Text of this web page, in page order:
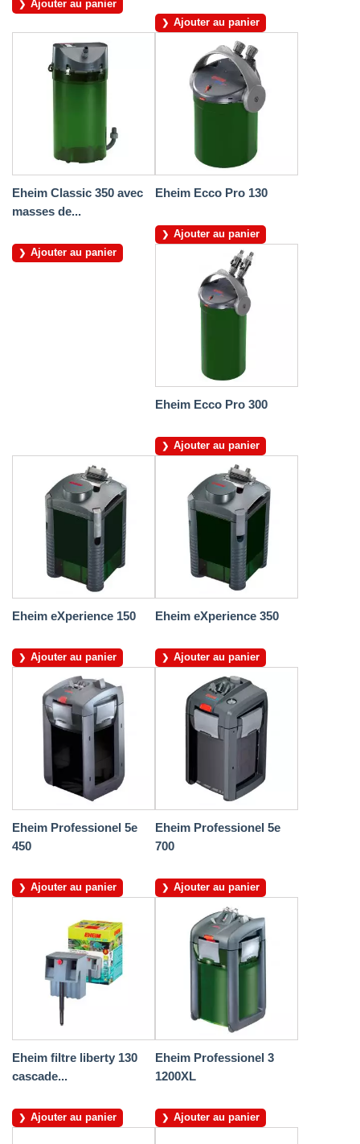
Ajouter au panier
Ajouter au panier
Eheim Classic 350 avec
masses de...
Ajouter au panier
Eheim Ecco Pro 130
Ajouter au panier
Eheim Ecco Pro 300
Ajouter au panier
Eheim eXperience 150
Ajouter au panier
Eheim eXperience 350
Ajouter au panier
Eheim Professionel 5e
450
Ajouter au panier
Eheim Professionel 5e
700
Ajouter au panier
Eheim filtre liberty 130
cascade...
Ajouter au panier
Eheim Professionel 3
1200XL
Ajouter au panier